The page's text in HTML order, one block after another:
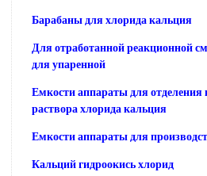
Барабаны для хлорида кальция
Для отработанной реакционной
для упаренной
Емкости аппараты для отделения
раствора хлорида кальция
Емкости аппараты для
Кальций гидроокись хлорид